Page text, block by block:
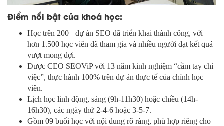
Điểm nổi bật của khoá học:
Học trên 200+ dự án SEO đã triển khai thành công, với
hơn 1.500 học viên đã tham gia và nhiều người đạt kết quả
vượt mong đợi.
Được CEO SEOViP với 13 năm kinh nghiệm “cầm tay chỉ
việc”, thực hành 100% trên dự án thực tế của chính học
viên.
Lịch học linh động, sáng (9h-11h30) hoặc chiều (14h-
16h30), các ngày thứ 2-4-6 hoặc 3-5-7.
Gồm 09 buổi học với nội dung rõ ràng, phù hợp riêng cho